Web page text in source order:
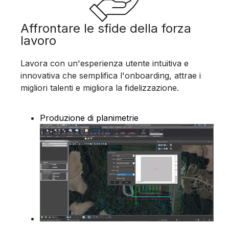
Affrontare le sfide della forza
lavoro
Lavora con un'esperienza utente intuitiva e
innovativa che semplifica l'onboarding, attrae i
migliori talenti e migliora la fidelizzazione.
Produzione di planimetrie